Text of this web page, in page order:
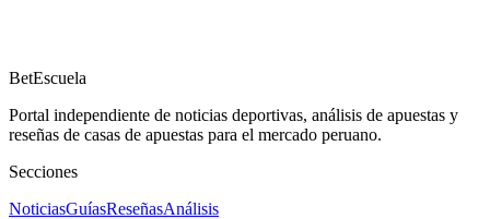
BetEscuela
Portal independiente de noticias deportivas, análisis de apuestas y
reseñas de casas de apuestas para el mercado peruano.
Secciones
NoticiasGuíasReseñasAnálisis